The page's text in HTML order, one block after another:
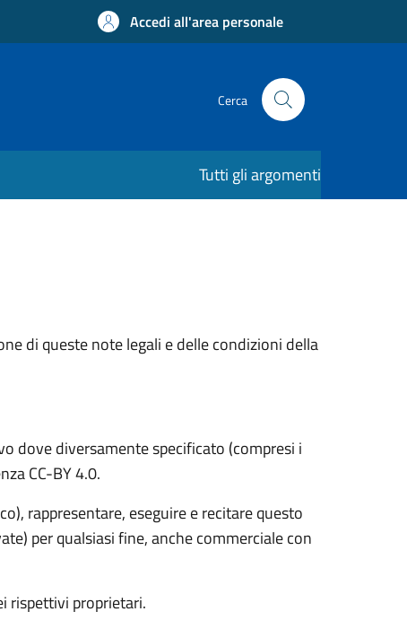
Accedi all'area personale
Cerca
Tutti gli argomenti
di queste note legali e delle condizioni della
dove diversamente specificato (compresi i
CC-BY 4.0.
rappresentare, eseguire e recitare questo
per qualsiasi fine, anche commerciale con
rispettivi proprietari.